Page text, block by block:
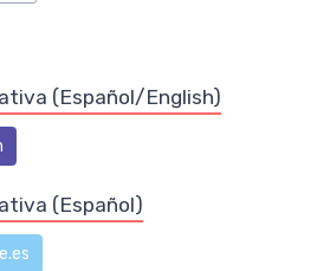
(Español/English)
(Español)